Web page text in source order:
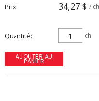
Prix 34,27 $ / ch
Quantité ch
AJOUTER AU
PANIER